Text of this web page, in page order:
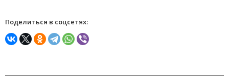
Поделиться в соцсетях: